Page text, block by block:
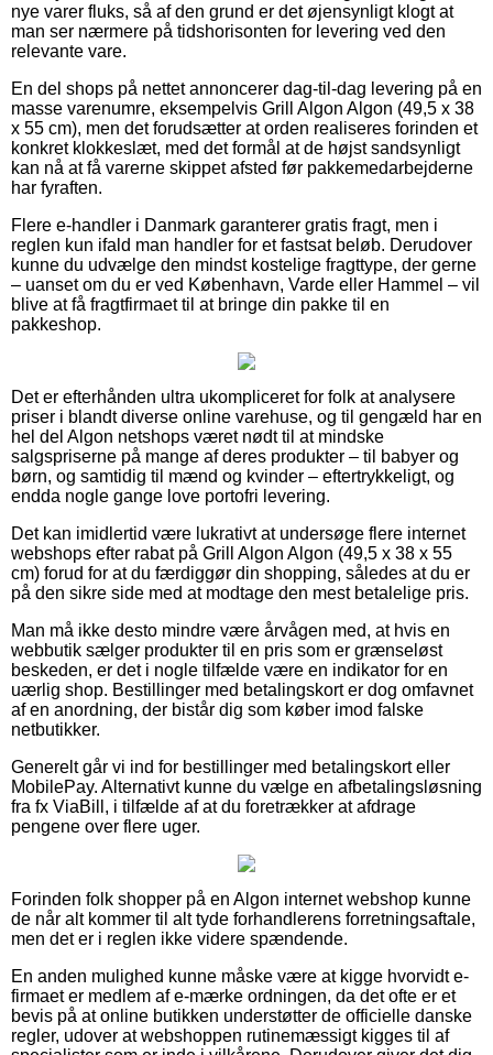
nye varer fluks, så af den grund er det øjensynligt klogt at
man ser nærmere på tidshorisonten for levering ved den
relevante vare.
En del shops på nettet annoncerer dag-til-dag levering på en
masse varenumre, eksempelvis Grill Algon Algon (49,5 x 38
x 55 cm), men det forudsætter at orden realiseres forinden et
konkret klokkeslæt, med det formål at de højst sandsynligt
kan nå at få varerne skippet afsted før pakkemedarbejderne
har fyraften.
Flere e-handler i Danmark garanterer gratis fragt, men i
reglen kun ifald man handler for et fastsat beløb. Derudover
kunne du udvælge den mindst kostelige fragttype, der gerne
– uanset om du er ved København, Varde eller Hammel – vil
blive at få fragtfirmaet til at bringe din pakke til en
pakkeshop.
Det er efterhånden ultra ukompliceret for folk at analysere
priser i blandt diverse online varehuse, og til gengæld har en
hel del Algon netshops været nødt til at mindske
salgspriserne på mange af deres produkter – til babyer og
børn, og samtidig til mænd og kvinder – eftertrykkeligt, og
endda nogle gange love portofri levering.
Det kan imidlertid være lukrativt at undersøge flere internet
webshops efter rabat på Grill Algon Algon (49,5 x 38 x 55
cm) forud for at du færdiggør din shopping, således at du er
på den sikre side med at modtage den mest betalelige pris.
Man må ikke desto mindre være årvågen med, at hvis en
webbutik sælger produkter til en pris som er grænseløst
beskeden, er det i nogle tilfælde være en indikator for en
uærlig shop. Bestillinger med betalingskort er dog omfavnet
af en anordning, der bistår dig som køber imod falske
netbutikker.
Generelt går vi ind for bestillinger med betalingskort eller
MobilePay. Alternativt kunne du vælge en afbetalingsløsning
fra fx ViaBill, i tilfælde af at du foretrækker at afdrage
pengene over flere uger.
Forinden folk shopper på en Algon internet webshop kunne
de når alt kommer til alt tyde forhandlerens forretningsaftale,
men det er i reglen ikke videre spændende.
En anden mulighed kunne måske være at kigge hvorvidt e-
firmaet er medlem af e-mærke ordningen, da det ofte er et
bevis på at online butikken understøtter de officielle danske
regler, udover at webshoppen rutinemæssigt kigges til af